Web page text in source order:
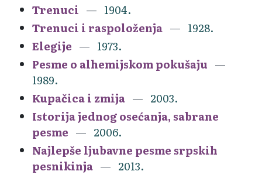
Trenuci
1904.
Trenuci i raspoloženja
1928.
Elegije
1973.
Pesme o alhemijskom pokušaju
1989.
Kupačica i zmija
2003.
Istorija jednog osećanja, sabrane
pesme
2006.
Najlepše ljubavne pesme srpskih
pesnikinja
2013.